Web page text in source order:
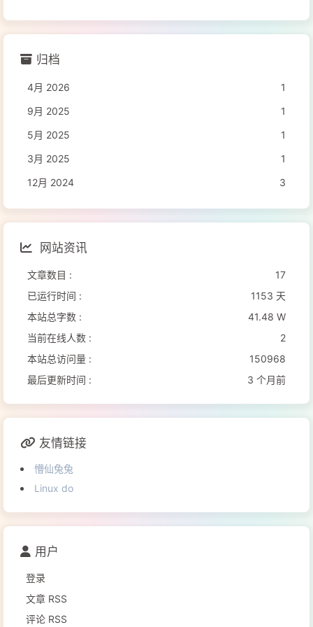
归档
4月 2026
1
9月 2025
1
5月 2025
1
3月 2025
1
12月 2024
3
网站资讯
文章数目 :
17
已运行时间 :
1153 天
本站总字数 :
41.48 W
当前在线人数 :
2
本站总访问量 :
150968
最后更新时间 :
3 个月前
友情链接
懵仙兔兔
Linux do
用户
登录
文章 RSS
评论 RSS